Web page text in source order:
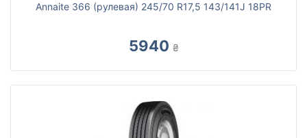
Annaite 366 (рулевая) 245/70 R17,5 143/141J 18PR
5940 ₴